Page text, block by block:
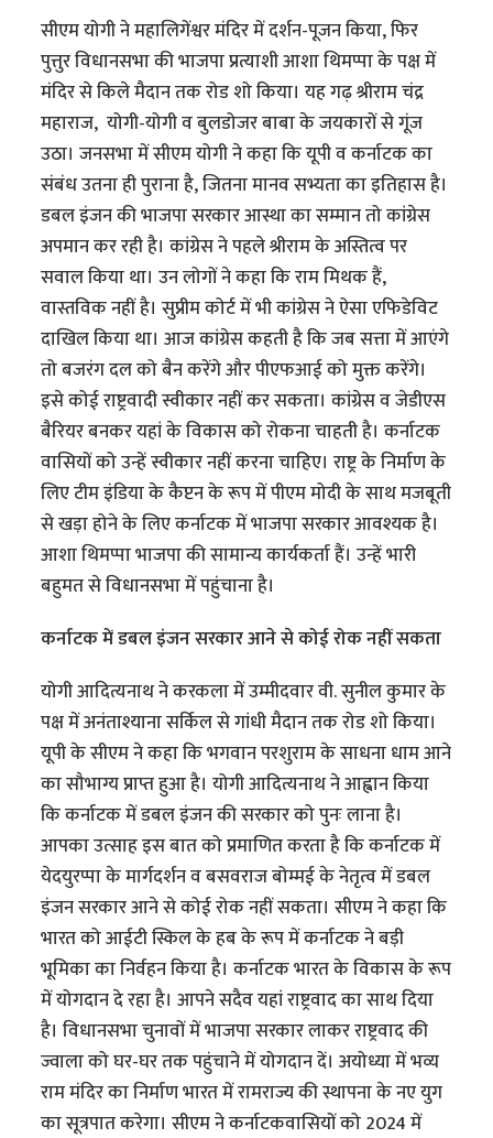
सीएम योगी ने महालिगेंश्वर मंदिर में दर्शन-पूजन किया, फिर
पुत्तुर विधानसभा की भाजपा प्रत्याशी आशा थिमप्पा के पक्ष में
मंदिर से किले मैदान तक रोड शो किया। यह गढ़ श्रीराम चंद्र
महाराज, योगी-योगी व बुलडोजर बाबा के जयकारों से गूंज
उठा। जनसभा में सीएम योगी ने कहा कि यूपी व कर्नाटक का
संबंध उतना ही पुराना है, जितना मानव सभ्यता का इतिहास है।
डबल इंजन की भाजपा सरकार आस्था का सम्मान तो कांग्रेस
अपमान कर रही है। कांग्रेस ने पहले श्रीराम के अस्तित्व पर
सवाल किया था। उन लोगों ने कहा कि राम मिथक हैं,
वास्तविक नहीं है। सुप्रीम कोर्ट में भी कांग्रेस ने ऐसा एफिडेविट
दाखिल किया था। आज कांग्रेस कहती है कि जब सत्ता में आएंगे
तो बजरंग दल को बैन करेंगे और पीएफआई को मुक्त करेंगे।
इसे कोई राष्ट्रवादी स्वीकार नहीं कर सकता। कांग्रेस व जेडीएस
बैरियर बनकर यहां के विकास को रोकना चाहती है। कर्नाटक
वासियों को उन्हें स्वीकार नहीं करना चाहिए। राष्ट्र के निर्माण के
लिए टीम इंडिया के कैप्टन के रूप में पीएम मोदी के साथ मजबूती
से खड़ा होने के लिए कर्नाटक में भाजपा सरकार आवश्यक है।
आशा थिमप्पा भाजपा की सामान्य कार्यकर्ता हैं। उन्हें भारी
बहुमत से विधानसभा में पहुंचाना है।
कर्नाटक में डबल इंजन सरकार आने से कोई रोक नहीं सकता
योगी आदित्यनाथ ने करकला में उम्मीदवार वी. सुनील कुमार के
पक्ष में अनंताश्याना सर्किल से गांधी मैदान तक रोड शो किया।
यूपी के सीएम ने कहा कि भगवान परशुराम के साधना धाम आने
का सौभाग्य प्राप्त हुआ है। योगी आदित्यनाथ ने आह्वान किया
कि कर्नाटक में डबल इंजन की सरकार को पुनः लाना है।
आपका उत्साह इस बात को प्रमाणित करता है कि कर्नाटक में
येदयुरप्पा के मार्गदर्शन व बसवराज बोम्मई के नेतृत्व में डबल
इंजन सरकार आने से कोई रोक नहीं सकता। सीएम ने कहा कि
भारत को आईटी स्किल के हब के रूप में कर्नाटक ने बड़ी
भूमिका का निर्वहन किया है। कर्नाटक भारत के विकास के रूप
में योगदान दे रहा है। आपने सदैव यहां राष्ट्रवाद का साथ दिया
है। विधानसभा चुनावों में भाजपा सरकार लाकर राष्ट्रवाद की
ज्वाला को घर-घर तक पहुंचाने में योगदान दें। अयोध्या में भव्य
राम मंदिर का निर्माण भारत में रामराज्य की स्थापना के नए युग
का सूत्रपात करेगा। सीएम ने कर्नाटकवासियों को 2024 में